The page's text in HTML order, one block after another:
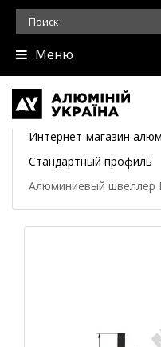
Меню
Интернет-магазин
Стандартный профиль
Алюминиевый швеллер